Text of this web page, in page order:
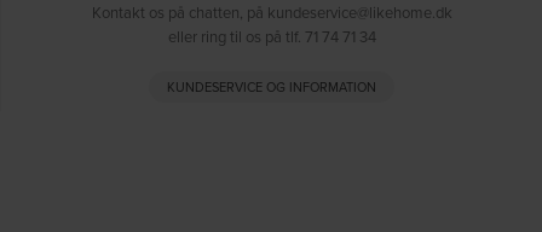
Kontakt os på chatten, på kundeservice@likehome.dk
eller ring til os på tlf. 71 74 71 34
KUNDESERVICE OG INFORMATION